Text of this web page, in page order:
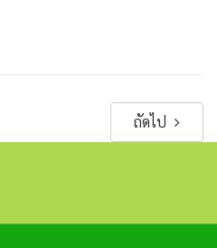
ถัดไป